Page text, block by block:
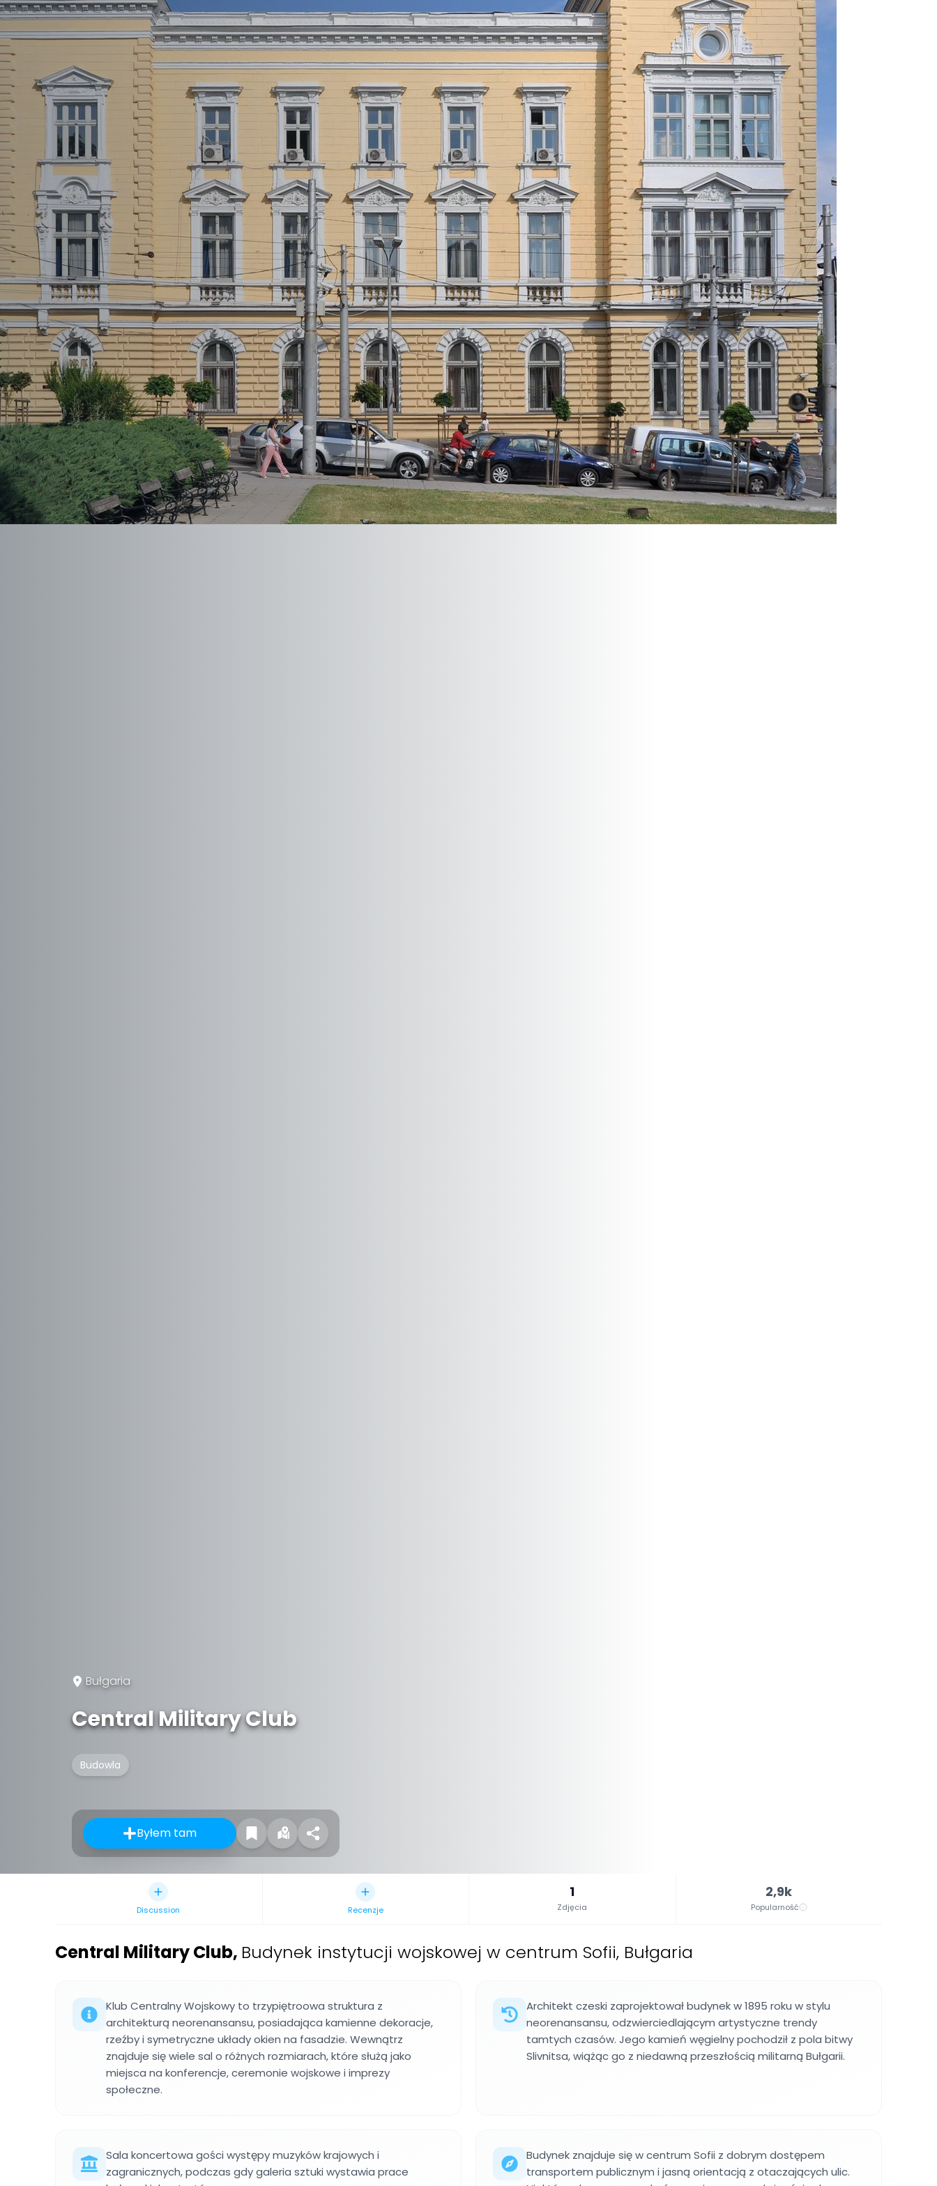
Bułgaria
Central Military Club
Budowla
Byłem tam
Discussion Recenzje
1
Zdjęcia
2,9k
Popularność
Central Military Club, Budynek instytucji wojskowej w centrum Sofii, Bułgaria
Klub Centralny Wojskowy to trzypiętroowa struktura z
architekturą neorenansansu, posiadająca kamienne dekoracje,
rzeźby i symetryczne układy okien na fasadzie. Wewnątrz
znajduje się wiele sal o różnych rozmiarach, które służą jako
miejsca na konferencje, ceremonie wojskowe i imprezy
społeczne.
Architekt czeski zaprojektował budynek w 1895 roku w stylu
neorenansansu, odzwierciedlającym artystyczne trendy
tamtych czasów. Jego kamień węgielny pochodził z pola bitwy
Slivnitsa, wiążąc go z niedawną przeszłością militarną Bułgarii.
Sala koncertowa gości występy muzyków krajowych i
zagranicznych, podczas gdy galeria sztuki wystawia prace
Budynek znajduje się w centrum Sofii z dobrym dostępem
transportem publicznym i jasną orientacją z otaczających ulic.